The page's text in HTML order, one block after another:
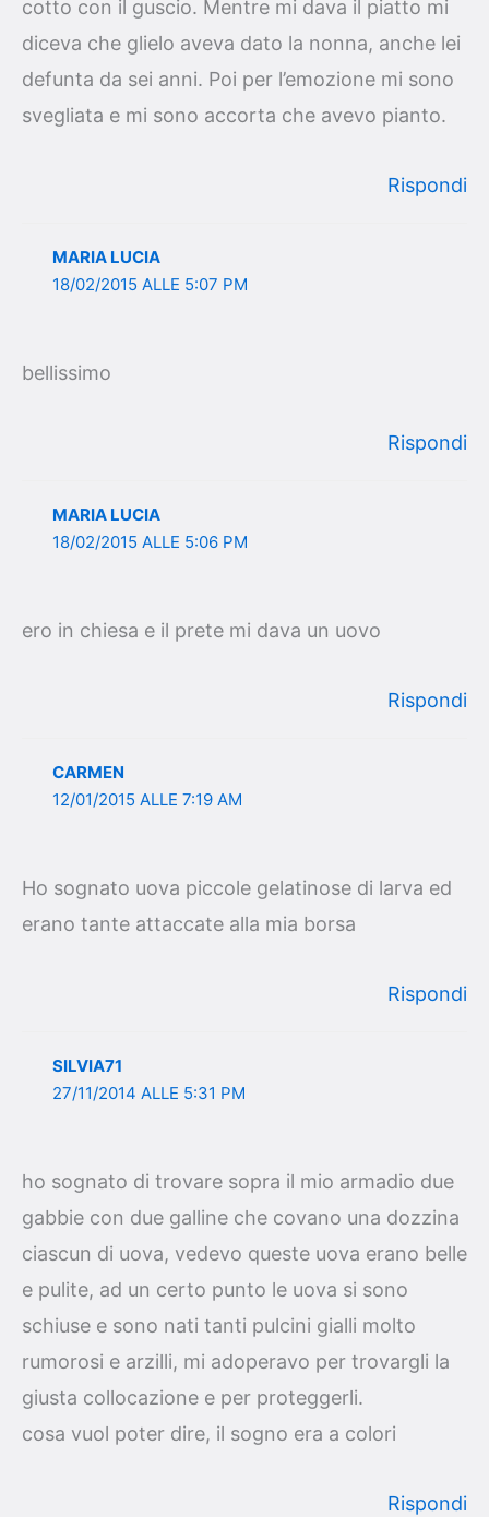
cotto con il guscio. Mentre mi dava il piatto mi
diceva che glielo aveva dato la nonna, anche lei
defunta da sei anni. Poi per l’emozione mi sono
svegliata e mi sono accorta che avevo pianto.
Rispondi
MARIA LUCIA
18/02/2015 ALLE 5:07 PM
bellissimo
Rispondi
MARIA LUCIA
18/02/2015 ALLE 5:06 PM
ero in chiesa e il prete mi dava un uovo
Rispondi
CARMEN
12/01/2015 ALLE 7:19 AM
Ho sognato uova piccole gelatinose di larva ed
erano tante attaccate alla mia borsa
Rispondi
SILVIA71
27/11/2014 ALLE 5:31 PM
ho sognato di trovare sopra il mio armadio due
gabbie con due galline che covano una dozzina
ciascun di uova, vedevo queste uova erano belle
e pulite, ad un certo punto le uova si sono
schiuse e sono nati tanti pulcini gialli molto
rumorosi e arzilli, mi adoperavo per trovargli la
giusta collocazione e per proteggerli.
cosa vuol poter dire, il sogno era a colori
Rispondi